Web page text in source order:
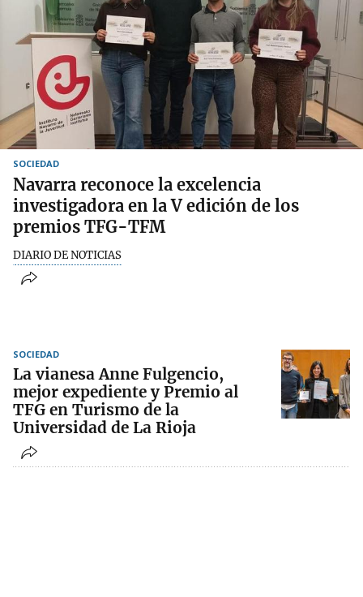
SOCIEDAD
Navarra reconoce la excelencia
investigadora en la V edición de los
premios TFG-TFM
DIARIO DE NOTICIAS
SOCIEDAD
La vianesa Anne Fulgencio,
mejor expediente y Premio al
TFG en Turismo de la
Universidad de La Rioja